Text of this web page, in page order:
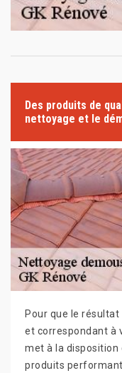
Des produits de
nettoyage et le
Pour que le
et correspondant à
met à la disposition
produits